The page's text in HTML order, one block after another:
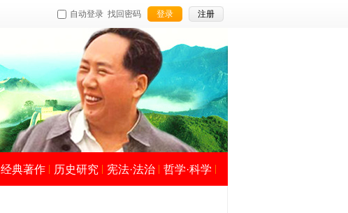
自动登录 找回密码 登录 注册
经典著作 历史研究 宪法·法治 哲学·科学